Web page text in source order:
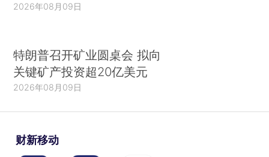
2026年08月09日
特朗普召开矿业圆桌会 拟向
关键矿产投资超20亿美元
2026年08月09日
财新移动